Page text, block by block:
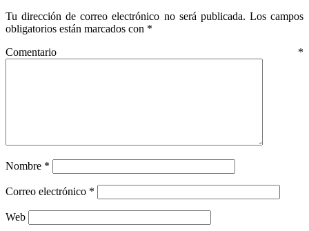
Tu dirección de correo electrónico no será publicada. Los campos
obligatorios están marcados con *
Comentario *
Nombre *
Correo electrónico *
Web